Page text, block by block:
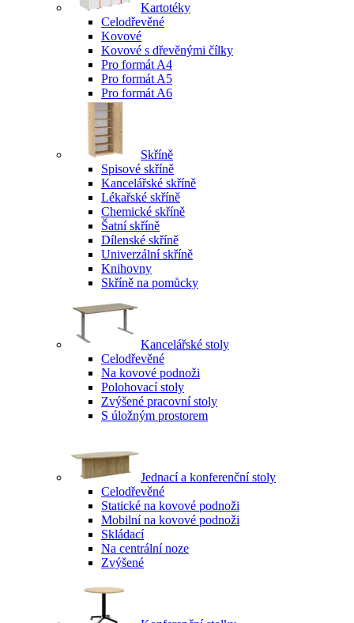
Kartotéky
Celodřevěné
Kovové
Kovové s dřevěnými čílky
Pro formát A4
Pro formát A5
Pro formát A6
Skříně
Spisové skříně
Kancelářské skříně
Lékařské skříně
Chemické skříně
Šatní skříně
Dílenské skříně
Univerzální skříně
Knihovny
Skříně na pomůcky
Kancelářské stoly
Celodřevěné
Na kovové podnoži
Polohovací stoly
Zvýšené pracovní stoly
S úložným prostorem
Jednací a konferenční stoly
Celodřevěné
Statické na kovové podnoži
Mobilní na kovové podnoži
Skládací
Na centrální noze
Zvýšené